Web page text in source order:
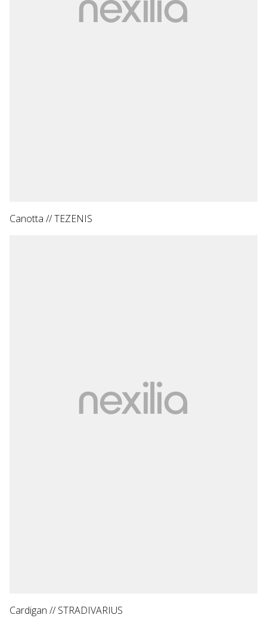
Canotta // TEZENIS
Cardigan // STRADIVARIUS